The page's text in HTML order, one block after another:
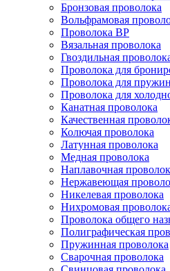
Бронзовая проволока
Вольфрамовая
Проволока ВР
Вязальная проволока
Гвоздильная
Проволока для
Проволока для
Проволока для
Канатная проволока
Качественная
Колючая проволока
Латунная проволока
Медная проволока
Наплавочная
Нержавеющая
Никелевая проволока
Нихромовая
Проволока общего
Полиграфическая
Пружинная проволока
Сварочная проволока